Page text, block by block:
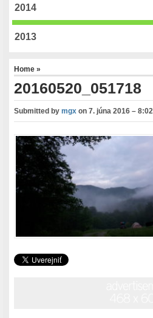
2014
2013
Home»
20160520_051718
Submitted bymgx on7. júna 2016 – 8:02